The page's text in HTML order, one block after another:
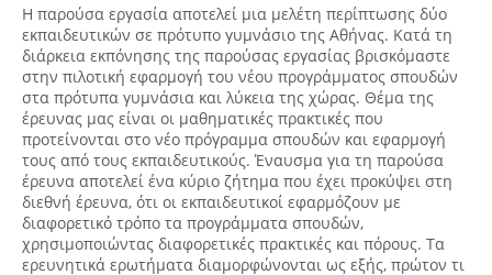
Η παρούσα εργασία αποτελεί μια μελέτη περίπτωσης δύο
εκπαιδευτικών σε πρότυπο γυμνάσιο της Αθήνας. Κατά τη
διάρκεια εκπόνησης της παρούσας εργασίας βρισκόμαστε
στην πιλοτική εφαρμογή του νέου προγράμματος σπουδών
στα πρότυπα γυμνάσια και λύκεια της χώρας. Θέμα της
έρευνας μας είναι οι μαθηματικές πρακτικές που
προτείνονται στο νέο πρόγραμμα σπουδών και εφαρμογή
τους από τους εκπαιδευτικούς. Έναυσμα για τη παρούσα
έρευνα αποτελεί ένα κύριο ζήτημα που έχει προκύψει στη
διεθνή έρευνα, ότι οι εκπαιδευτικοί εφαρμόζουν με
διαφορετικό τρόπο τα προγράμματα σπουδών,
χρησιμοποιώντας διαφορετικές πρακτικές και πόρους. Τα
ερευνητικά ερωτήματα διαμορφώνονται ως εξής, πρώτον τι